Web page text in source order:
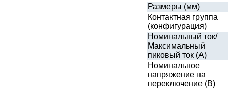
Размеры (мм)
Контактная группа
(конфигурация)
Номинальный ток/
Максимальный
пиковый ток (А)
Номинальное
напряжение на
переключение (В)